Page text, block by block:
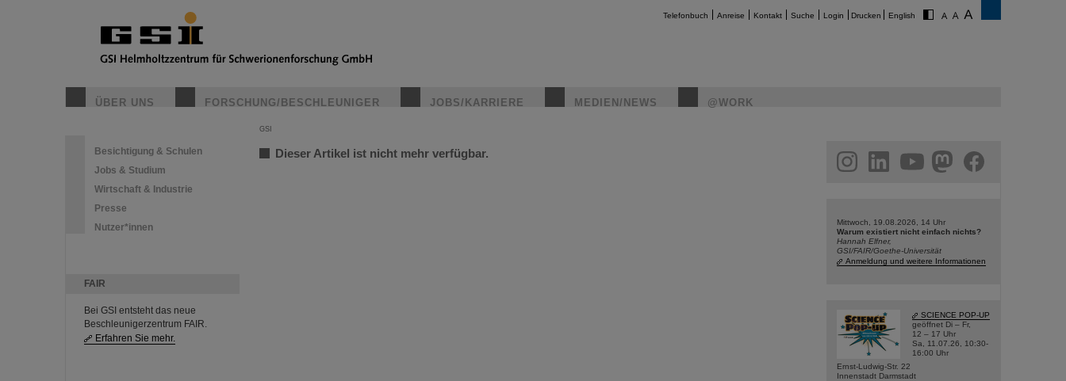
Telefonbuch Anreise Kontakt Suche Login Drucken English
ÜBER UNS FORSCHUNG/BESCHLEUNIGER JOBS/KARRIERE MEDIEN/NEWS @WORK
Besichtigung & Schulen
Jobs & Studium
Wirtschaft & Industrie
Presse
Nutzer*innen
FAIR
Bei GSI entsteht das neue
Beschleunigerzentrum FAIR.
Erfahren Sie mehr.
GSI
Dieser Artikel ist nicht mehr verfügbar. facebook
Mittwoch, 19.08.2026, 14 Uhr
Warum existiert nicht einfach nichts?
Hannah Elfner,
GSI/FAIR/Goethe-Universität
Anmeldung und weitere Informationen
SCIENCE POP-UP
geöffnet Di – Fr,
12 – 17 Uhr
Sa, 11.07.26, 10:30-
16:00 Uhr
Ernst-Ludwig-Str. 22
Innenstadt Darmstadt